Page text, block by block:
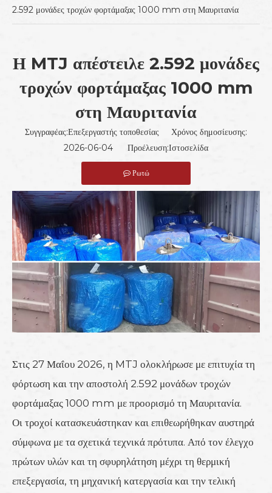
2.592 μονάδες τροχών φορτάμαξας 1000 mm στη Μαυριτανία
Η MTJ απέστειλε 2.592 μονάδες
τροχών φορτάμαξας 1000 mm
στη Μαυριτανία
Συγγραφέας:Επεξεργαστής τοποθεσίας Χρόνος δημοσίευσης:
2026-06-04 Προέλευση:Ιστοσελίδα
Ρωτώ
Στις 27 Μαΐου 2026, η MTJ ολοκλήρωσε με επιτυχία τη
φόρτωση και την αποστολή 2.592 μονάδων τροχών
φορτάμαξας 1000 mm με προορισμό τη Μαυριτανία.
Οι τροχοί κατασκευάστηκαν και επιθεωρήθηκαν αυστηρά
σύμφωνα με τα σχετικά τεχνικά πρότυπα. Από τον έλεγχο
πρώτων υλών και τη σφυρηλάτηση μέχρι τη θερμική
επεξεργασία, τη μηχανική κατεργασία και την τελική